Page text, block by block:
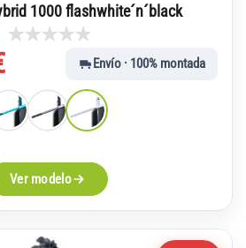
1000 flashwhite´n´black
Envío · 100% montada
Ver modelo